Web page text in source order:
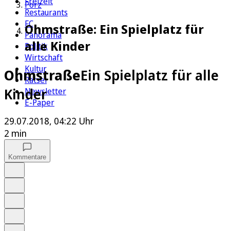
Restaurants
FC
Panorama
Politik
Wirtschaft
Kultur
Rätsel
Newsletter
E-Paper
Porz
Ohmstraße: Ein Spielplatz für
alle Kinder
OhmstraßeEin Spielplatz für alle
Kinder
29.07.2018, 04:22 Uhr
2 min
Kommentare